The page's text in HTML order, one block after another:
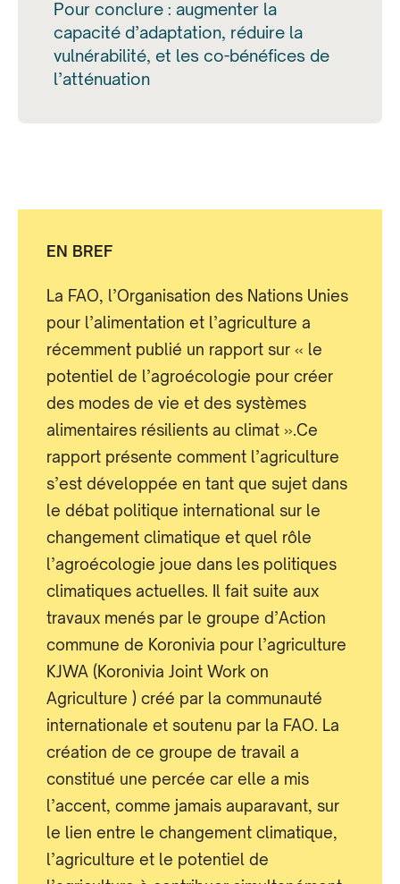
Pour conclure : augmenter la
capacité d’adaptation, réduire la
vulnérabilité, et les co-bénéfices de
l’atténuation
EN BREF
La FAO, l’Organisation des Nations Unies
pour l’alimentation et l’agriculture a
récemment publié un rapport sur « le
potentiel de l’agroécologie pour créer
des modes de vie et des systèmes
alimentaires résilients au climat ».Ce
rapport présente comment l’agriculture
s’est développée en tant que sujet dans
le débat politique international sur le
changement climatique et quel rôle
l’agroécologie joue dans les politiques
climatiques actuelles. Il fait suite aux
travaux menés par le groupe d’Action
commune de Koronivia pour l’agriculture
KJWA (Koronivia Joint Work on
Agriculture ) créé par la communauté
internationale et soutenu par la FAO. La
création de ce groupe de travail a
constitué une percée car elle a mis
l’accent, comme jamais auparavant, sur
le lien entre le changement climatique,
l’agriculture et le potentiel de